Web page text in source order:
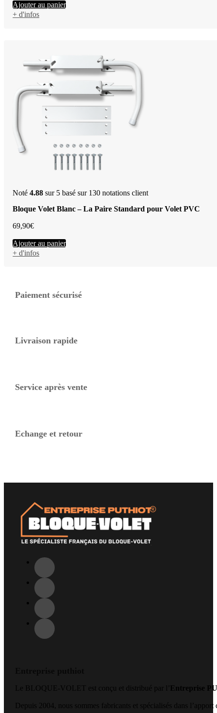
Ajouter au panier
+ d'infos
Noté4.88 sur 5 basé sur 130 notations client
Bloque Volet Blanc – La Paire Standard pour Volet PVC
69,90€
Ajouter au panier
+ d'infos
Paiement sécurisé
Livraison rapide
Service après vente
Echange et retour
Le BLOQUE-VOLET est conçu et distribué par l’ Entreprise
Depuis 2004, nous sommes fabricants et spécialisés dans